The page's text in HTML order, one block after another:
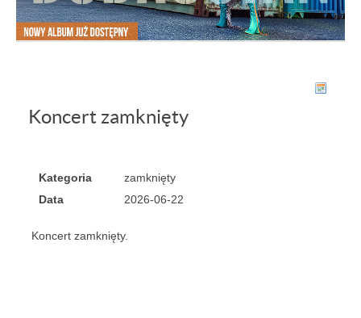
Koncert zamknięty
Kategoria
zamknięty
Data
2026-06-22
Koncert zamknięty.